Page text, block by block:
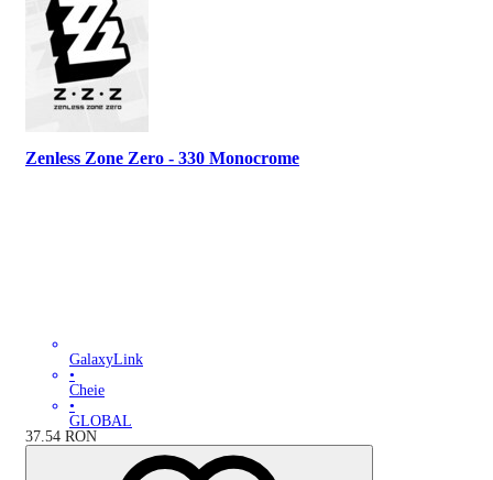
Zenless Zone Zero - 330 Monocrome
GalaxyLink
•
Cheie
•
GLOBAL
37.54 RON